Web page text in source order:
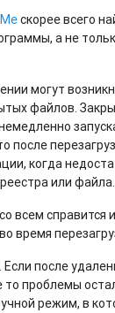
скорее всего
а не
могут
файлов.
после
когда
или файла.
всем справится
время
после
то проблемы
режим, в